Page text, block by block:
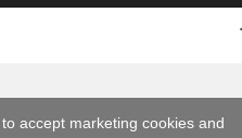
accept marketing cookies and